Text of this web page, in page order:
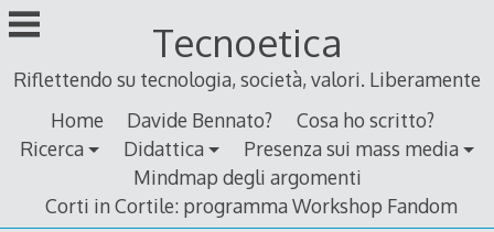
Skip
to
Tecnoetica
Riflettendo su tecnologia, società, valori. Liberamente
Home
Davide Bennato?
Cosa ho scritto?
Ricerca
Didattica
Presenza sui mass media
Mindmap degli argomenti
Corti in Cortile: programma Workshop Fandom